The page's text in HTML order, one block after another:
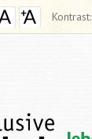
Kontrast: